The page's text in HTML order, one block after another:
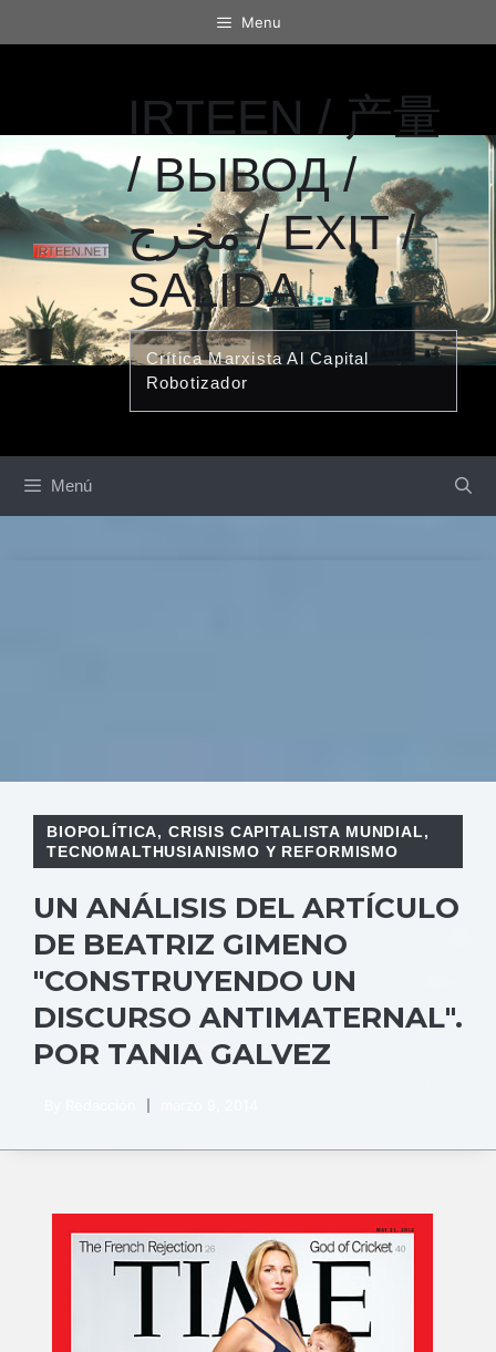
al
Menu
IRTEEN / 产量
/ ВЫВОД /
مخرج / EXIT /
SALIDA
Crítica Marxista Al Capital
Robotizador
Menú
BIOPOLÍTICA, CRISIS CAPITALISTA MUNDIAL,
TECNOMALTHUSIANISMO Y REFORMISMO
UN ANÁLISIS DEL ARTÍCULO
DE BEATRIZ GIMENO
"CONSTRUYENDO UN
DISCURSO ANTIMATERNAL".
POR TANIA GALVEZ